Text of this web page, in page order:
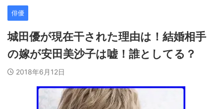
俳優
城田優が現在干された理由は！結婚相手
の嫁が安田美沙子は嘘！誰としてる？
2018年6月12日